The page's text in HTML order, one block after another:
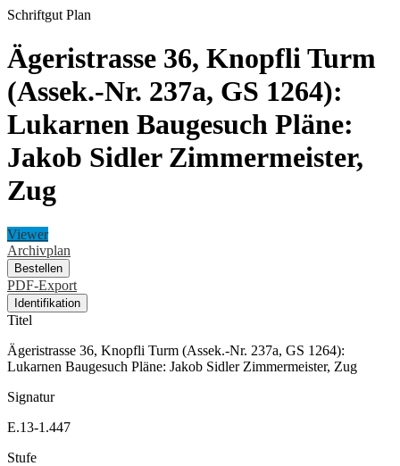
Schriftgut Plan
Ägeristrasse 36, Knopfli Turm
(Assek.-Nr. 237a, GS 1264):
Lukarnen Baugesuch Pläne:
Jakob Sidler Zimmermeister,
Zug
Viewer
Archivplan
Bestellen
PDF-Export
Identifikation
Titel
Ägeristrasse 36, Knopfli Turm (Assek.-Nr. 237a, GS 1264):
Lukarnen Baugesuch Pläne: Jakob Sidler Zimmermeister, Zug
Signatur
E.13-1.447
Stufe